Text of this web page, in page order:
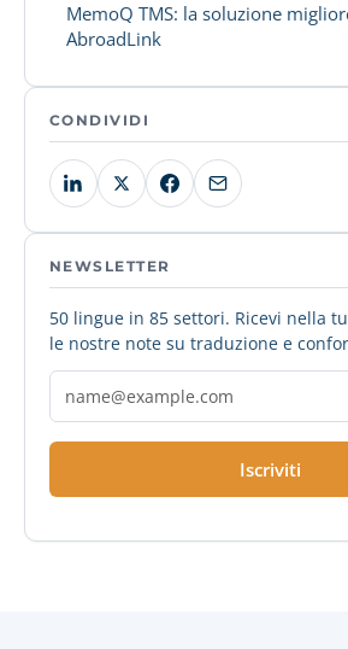
MemoQ TMS: la soluzione
AbroadLink
CONDIVIDI
NEWSLETTER
50 lingue in 85 settori. Ricevi nella
le nostre note su traduzione e
Iscriviti